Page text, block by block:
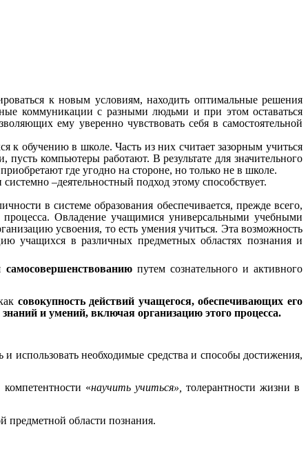
к новым условиям, находить оптимальные решения
коммуникации с разными людьми и при этом оставаться
ему уверенно чувствовать себя в самостоятельной
обучению в школе. Часть из них считает зазорным учиться
компьютеры работают. В результате для значительного
где угодно на стороне, но только не в школе.
и системно –деятельностный подход этому способствует.
в системе образования обеспечивается, прежде всего,
Овладение учащимися универсальными учебными
усвоения, то есть умения учиться. Эта возможность
учащихся в различных предметных областях познания и
самосовершенствованиюпутем сознательного и активного
совокупность действий учащегося, обеспечивающих его
и умений, включая организацию этого процесса.
и использовать необходимые средства и способы достижения,
«научить учиться», толерантности жизни в
области познания.